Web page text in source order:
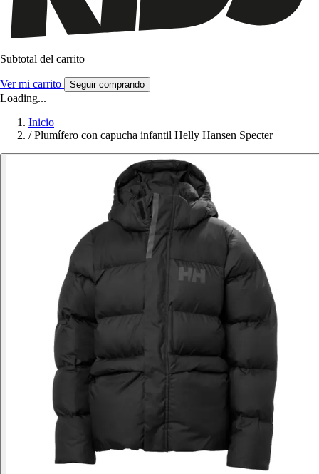
Subtotal del carrito
Ver mi carrito Seguir comprando
Loading...
Inicio
/ Plumífero con capucha infantil Helly Hansen Specter